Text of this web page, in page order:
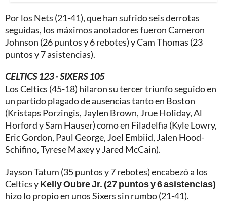
Por los Nets (21-41), que han sufrido seis derrotas
seguidas, los máximos anotadores fueron Cameron
Johnson (26 puntos y 6 rebotes) y Cam Thomas (23
puntos y 7 asistencias).
CELTICS 123 - SIXERS 105
Los Celtics (45-18) hilaron su tercer triunfo seguido en
un partido plagado de ausencias tanto en Boston
(Kristaps Porzingis, Jaylen Brown, Jrue Holiday, Al
Horford y Sam Hauser) como en Filadelfia (Kyle Lowry,
Eric Gordon, Paul George, Joel Embiid, Jalen Hood-
Schifino, Tyrese Maxey y Jared McCain).
Jayson Tatum (35 puntos y 7 rebotes) encabezó a los
Celtics yKelly Oubre Jr. (27 puntos y 6 asistencias)
hizo lo propio en unos Sixers sin rumbo (21-41).